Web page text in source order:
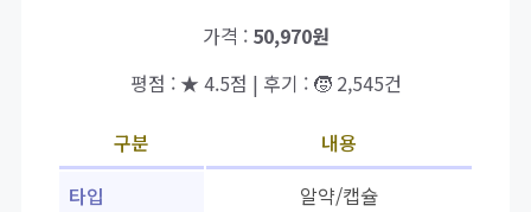
가격 : 50,970원
평점 : ★ 4.5점 | 후기 : 🧒 2,545건
구분
내용
타입
알약/캡슐